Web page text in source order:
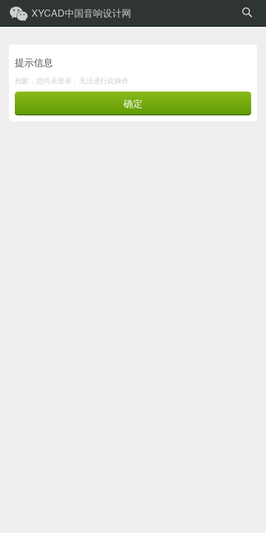
XYCAD中国音响设计网
提示信息
抱歉，您尚未登录，无法进行此操作
确定